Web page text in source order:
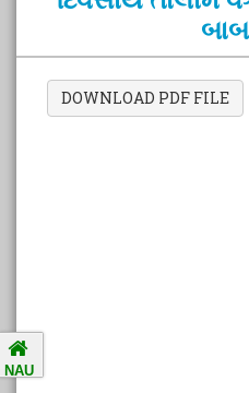
Amalsad Chikoo Gets
Boost for Local
Identity
DOWNLOAD PDF FILE
NAU